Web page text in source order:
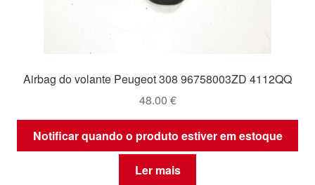
Airbag do volante Peugeot 308 96758003ZD 4112QQ
48.00 €
Notificar quando o produto estiver em estoque
Ler mais